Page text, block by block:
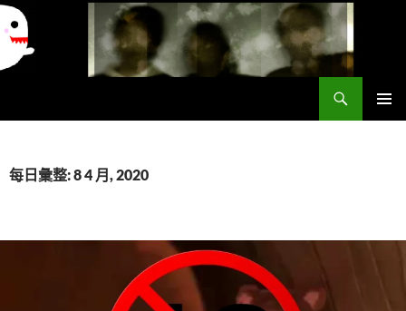
要
每日彙整: 8 4 月, 2020